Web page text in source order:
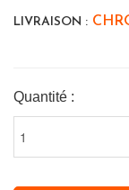
LIVRAISON :
Quantité :